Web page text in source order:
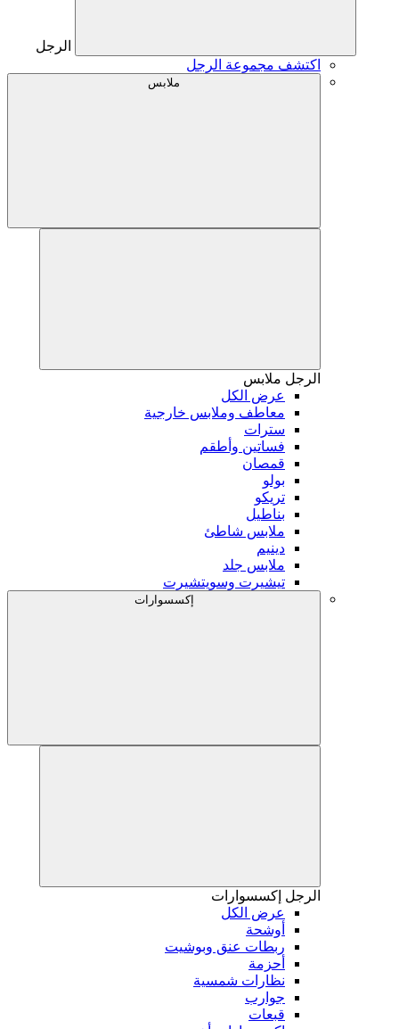
الرجل
اكتشف مجموعة الرجل
ملابس
الرجل ملابس
عرض الكل
معاطف وملابس خارجية
سترات
فساتين وأطقم
قمصان
بولو
تريكو
بناطيل
ملابس شاطئ
دينيم
ملابس جلد
تيشيرت وسويتشيرت
إكسسوارات
الرجل إكسسوارات
عرض الكل
أوشحة
ربطات عنق وبوشيت
أحزمة
نظارات شمسية
جوارب
قبعات